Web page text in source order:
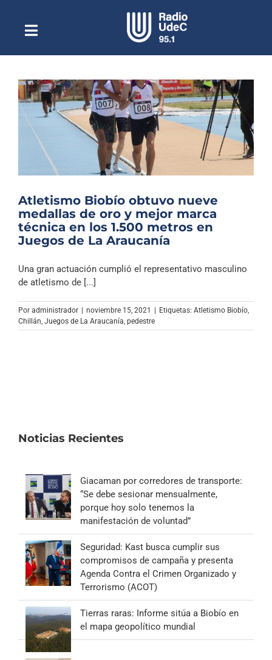
contenidoToggle
NavigationEscuchar Radio UdeC en vivo
Quiénes Somos
Programación
Podcast
Noticias
Columnas
Música Clásica
Atletismo Biobío obtuvo nueve
medallas de oro y mejor marca
técnica en los 1.500 metros en
Juegos de La Araucanía
Una gran actuación cumplió el representativo masculino
de atletismo de [...]
Por administrador | noviembre 15, 2021 | Etiquetas: Atletismo Biobío
Chillán Juegos de La Araucanía pedestre
Noticias Recientes
Giacaman por corredores de transporte:
“Se debe sesionar mensualmente,
porque hoy solo tenemos la
manifestación de voluntad”
Seguridad: Kast busca cumplir sus
compromisos de campaña y presenta
Agenda Contra el Crimen Organizado y
Terrorismo (ACOT)
Tierras raras: Informe sitúa a Biobío en
el mapa geopolítico mundial